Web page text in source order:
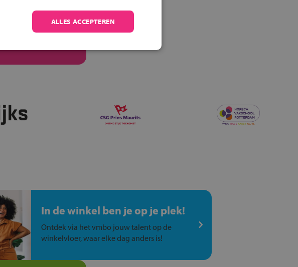
aan te melden bij
In de winkel ben je op je plek!
Ontdek via het vmbo jouw talent op de
winkelvloer, waar elke dag anders is!
ALLES ACCEPTEREN